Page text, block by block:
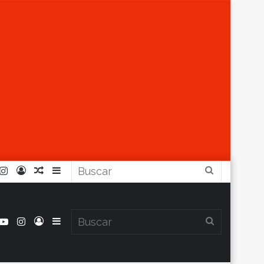
Barra
Artículo
Iniciar
Instagram
Barra
Iniciar
Instagram
YouTube